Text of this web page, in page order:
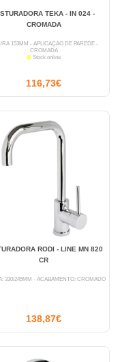
TEKA - IN 024 -
CROMADA
153MM - APLICAÇÃO DE PAREDE -
CROMADA
Stock online
116,73€
RODI - LINE MN 820
CR
330/245MM - ACABAMENTO: CROMADO
138,87€